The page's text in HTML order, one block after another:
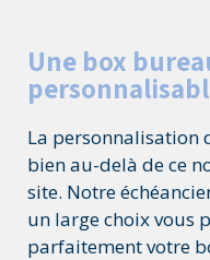
Une box
La personnalisation
bien au-delà de ce
site. Notre
un large choix vous
parfaitement votre